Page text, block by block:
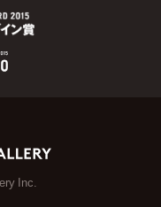
Inc.